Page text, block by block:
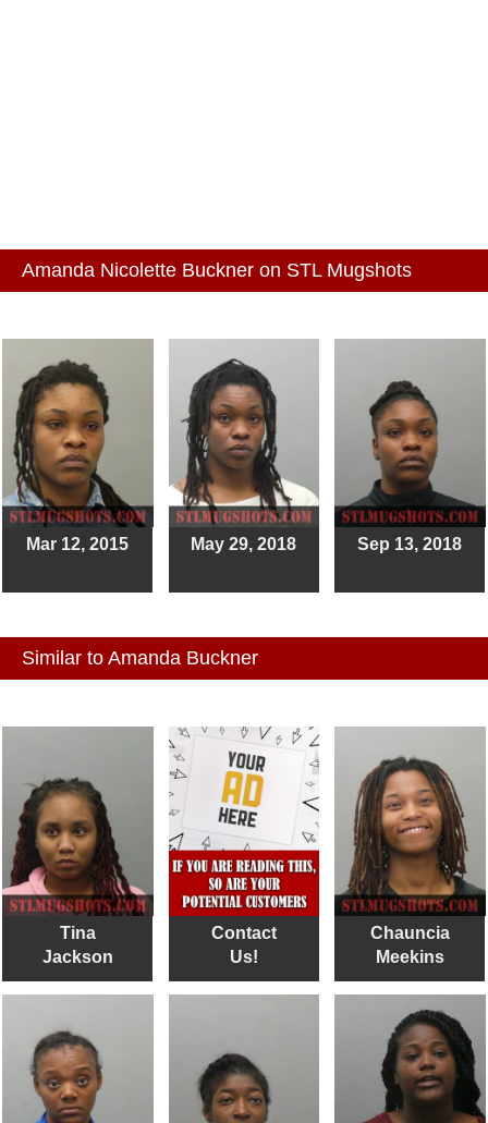
Amanda Nicolette Buckner on STL Mugshots
Mar 12, 2015 May 29, 2018 Sep 13, 2018
Similar to Amanda Buckner
Tina
Jackson
Contact
Us!
Chauncia
Meekins